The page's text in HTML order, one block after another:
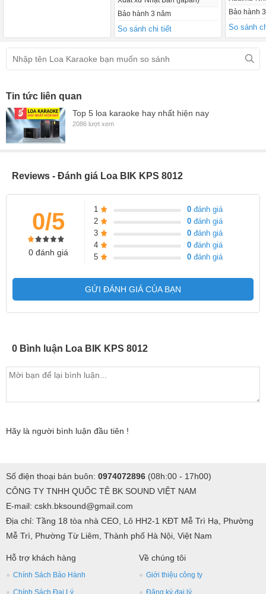
Bảo hành 3 năm
So sánh chi tiết
Bảo hành
So sánh
Tin tức liên quan
Top 5 loa karaoke hay nhất hiện nay
2086 lượt xem
Reviews - Đánh giá Loa BIK KPS 8012
0/5
0 đánh giá
1 0 đánh giá
2
0 đánh giá
3
0 đánh giá
4
0 đánh giá
5
0 đánh giá
GỬI ĐÁNH GIÁ CỦA BẠN
0 Bình luận Loa BIK KPS 8012
Hãy là người bình luận đầu tiên !
Số điện thoại bán buôn: 0974072896 (08h:00 - 17h00)
CÔNG TY TNHH QUỐC TÊ BK SOUND VIỆT NAM
E-mail: cskh.bksound@gmail.com
Địa chỉ: Tầng 18 tòa nhà CEO, Lô HH2-1 KĐT Mễ Trì Hạ, Phường
Mễ Trì, Phường Từ Liêm, Thành phố Hà Nội, Việt Nam
Hỗ trợ khách hàng
Chính Sách Bảo Hành
Chính Sách Đại Lý
Về chúng tôi
Giới thiệu công ty
Đăng ký đại lý